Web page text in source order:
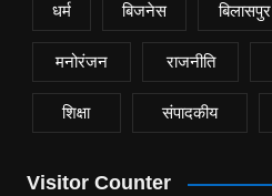
धर्म बिजनेस बिलासपुर
मनोरंजन राजनीति
शिक्षा संपादकीय
Visitor Counter